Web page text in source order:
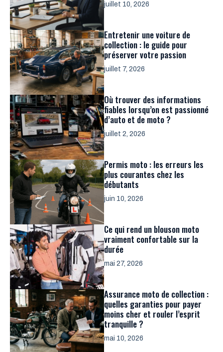
juillet 10, 2026
Entretenir une voiture de
collection : le guide pour
préserver votre passion
juillet 7, 2026
Où trouver des informations
fiables lorsqu’on est passionné
d’auto et de moto ?
juillet 2, 2026
Permis moto : les erreurs les
plus courantes chez les
débutants
juin 10, 2026
Ce qui rend un blouson moto
vraiment confortable sur la
durée
mai 27, 2026
Assurance moto de collection :
quelles garanties pour payer
moins cher et rouler l’esprit
tranquille ?
mai 10, 2026